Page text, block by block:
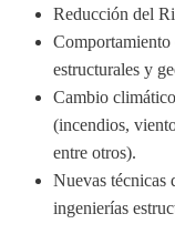
Reducción del
Comportamiento
estructurales y
Cambio
(incendios,
entre otros).
Nuevas técnicas
ingenierías